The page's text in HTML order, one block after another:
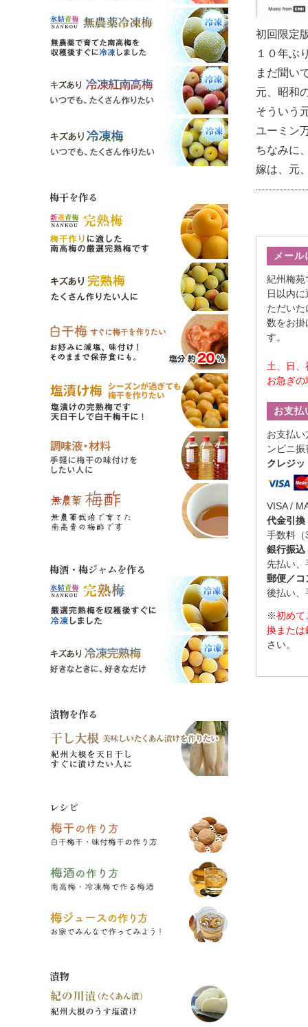
初回限定
１０年ぶ
まだ聞い
元、昭和
そういう
ユーミン
ちなみに
嫁は、元
メー
紀州梅苑
日以内
ただい
数をお掛
す。
土、日
お急ぎ
お支払
お支払
ンビニ
クレジ
VISA /
代金引換
手数料（
銀行振込
先払い、
郵便／コ
後払い、
※初めて
換または
さい。
梅干を作る
梅酒・梅ジャムを作る
漬物を作る
レシピ
漬物